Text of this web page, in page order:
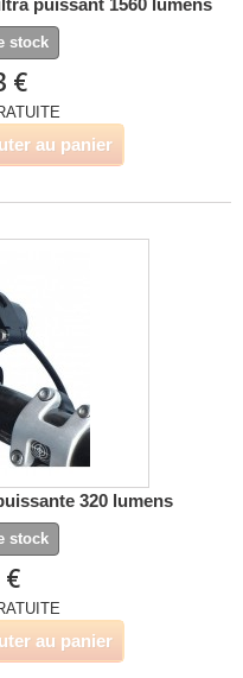
puissant 1560 lumens
stock
€
au panier
320 lumens
stock
€
au panier